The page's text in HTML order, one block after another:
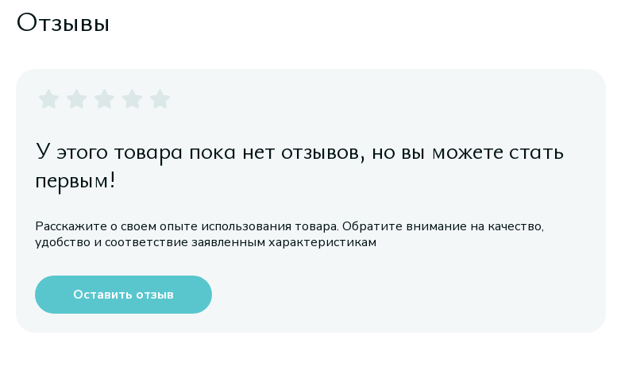
Отзывы
У этого товара пока нет отзывов, но вы можете стать
первым!
Расскажите о своем опыте использования товара. Обратите внимание на качество,
удобство и соответствие заявленным характеристикам
Оставить отзыв